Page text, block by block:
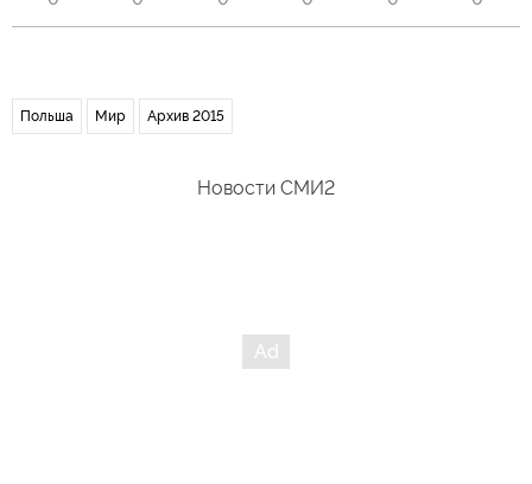
Польша Мир Архив 2015
Новости СМИ2